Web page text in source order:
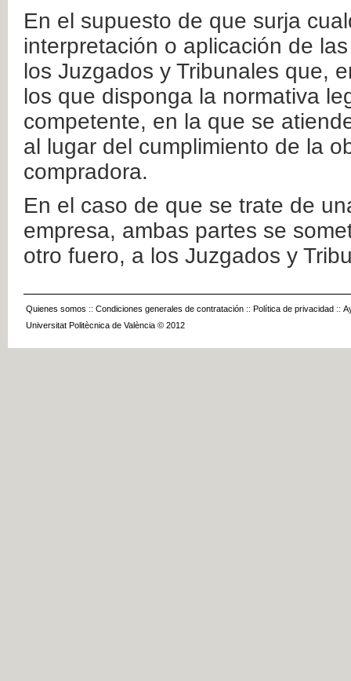
En el supuesto de que surja
interpretación o aplicación de
los Juzgados y Tribunales que,
los que disponga la normativa
competente, en la que se
al lugar del cumplimiento de la
compradora.
En el caso de que se trate de
empresa, ambas partes se
otro fuero, a los Juzgados y
Quienes somos :: Condiciones generales de contratación :: Política de privacidad ::
Universitat Politècnica de València © 2012